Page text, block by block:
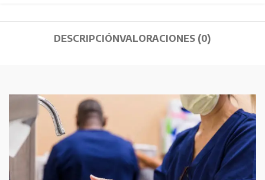
DESCRIPCIÓNVALORACIONES (0)